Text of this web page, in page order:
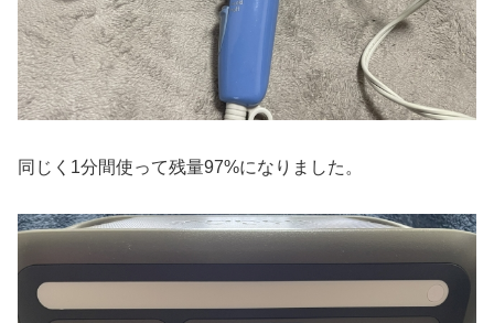
同じく1分間使って残量97%になりました。